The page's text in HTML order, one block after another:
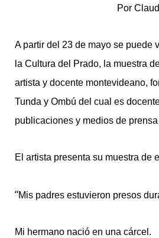
Por
A partir del 23 de mayo se puede
la Cultura del Prado, la muestra
artista y docente montevideano,
Tunda y Ombú del cual es
publicaciones y medios de
El artista presenta su muestra de
“Mis padres estuvieron presos
Mi hermano nació en una cárcel.